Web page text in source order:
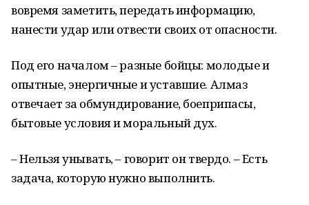
вовремя заметить, передать информацию,
нанести удар или отвести своих от опасности.
Под его началом – разные бойцы: молодые и
опытные, энергичные и уставшие. Алмаз
отвечает за обмундирование, боеприпасы,
бытовые условия и моральный дух.
– Нельзя унывать, – говорит он твердо. – Есть
задача, которую нужно выполнить.